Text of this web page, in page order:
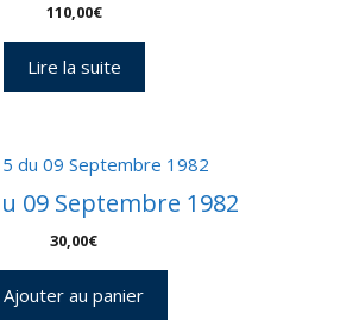
110,00€
Lire la suite
09 Septembre 1982
30,00€
Ajouter au panier